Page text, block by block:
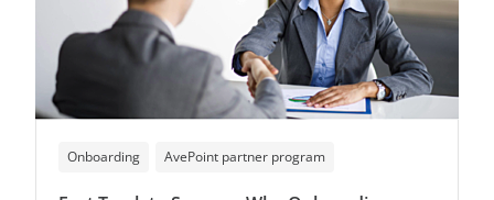
Onboarding AvePoint partner program